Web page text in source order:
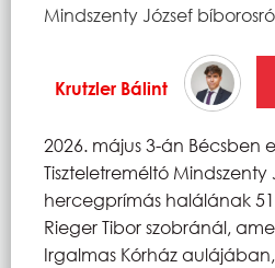
Mindszenty József
Krutzler Bálint
2026. május 3-án Bécsben
Tiszteletreméltó Mindszenty
hercegprímás halálának
Rieger Tibor szobránál,
Irgalmas Kórház